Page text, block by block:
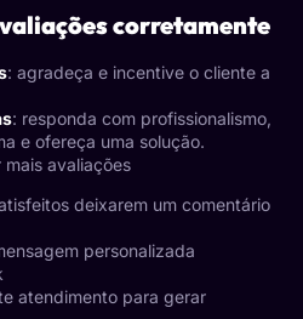
corretamente
: agradeça e incentive o cliente a
: responda com profissionalismo,
e ofereça uma solução.
avaliações
deixarem um comentário
personalizada
atendimento para gerar